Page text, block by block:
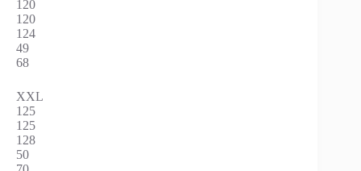
120
120
124
49
68
XXL
125
125
128
50